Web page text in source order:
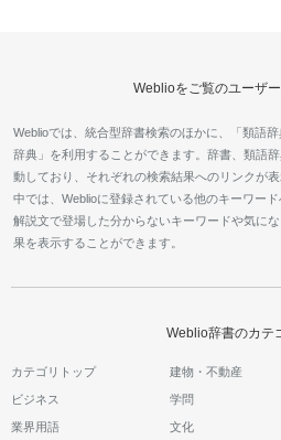
Weblioをご覧のユーザ
Weblioでは、統合型辞書検索のほかに、「類語
辞典」を利用することができます。辞書、類語
動しており、それぞれの検索結果へのリンクが
中では、Weblioに登録されている他のキーワー
解説文で登場した分からないキーワードや気に
果を表示することができます。
Weblio辞書のカテ
カテゴリトップ 建物・不動産
ビジネス 学問
業界用語 文化